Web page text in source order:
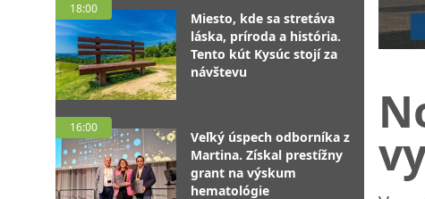
18:00
Miesto, kde sa stretáva
láska, príroda a história.
Tento kút Kysúc stojí za
návštevu
16:00
Veľký úspech odborníka z
Martina. Získal prestížny
grant na výskum
hematológie